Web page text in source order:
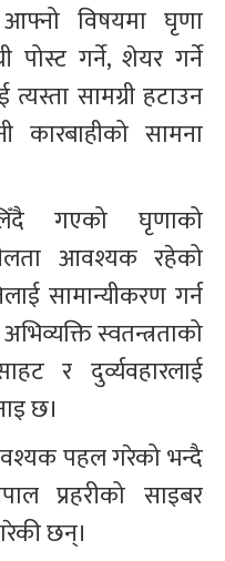
विषयमा घृणा
पोस्ट गर्ने, शेयर गर्ने
त्यस्ता सामग्री हटाउन
कारबाहीको सामना
गएको घृणाको
आवश्यक रहेको
सामान्यीकरण गर्न
स्वतन्त्रताको
र दुर्व्यवहारलाई
छ।
पहल गरेको भन्दै
प्रहरीको साइबर
छन्।